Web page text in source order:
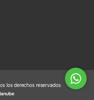
los derechos reservados.